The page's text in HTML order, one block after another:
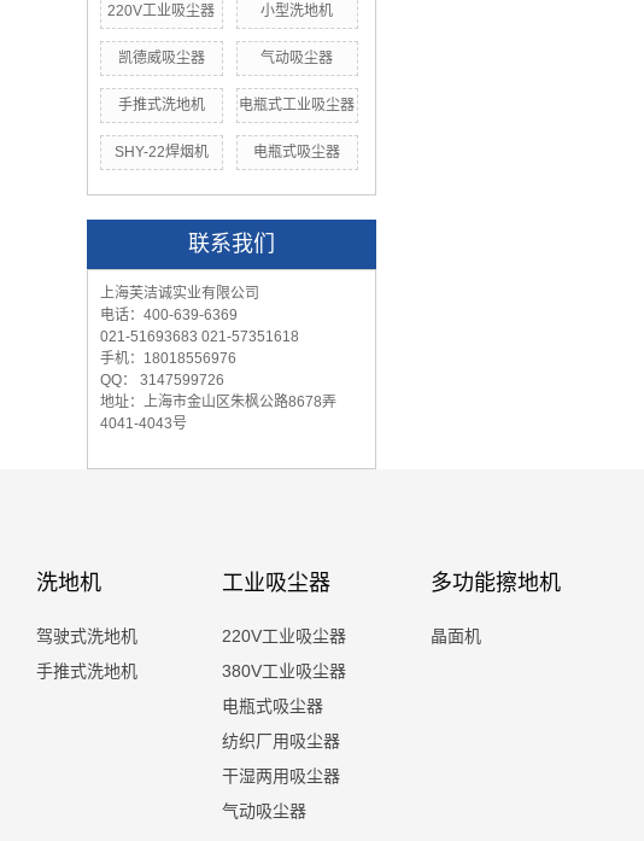
220V工业吸尘器 小型洗地机
凯德威吸尘器 气动吸尘器
手推式洗地机 电瓶式工业吸尘器
SHY-22焊烟机 电瓶式吸尘器
联系我们
上海芙洁诚实业有限公司
电话：400-639-6369
021-51693683 021-57351618
手机：18018556976
QQ： 3147599726
地址：上海市金山区朱枫公路8678弄
4041-4043号
洗地机
驾驶式洗地机
手推式洗地机
工业吸尘器
220V工业吸尘器
380V工业吸尘器
电瓶式吸尘器
纺织厂用吸尘器
干湿两用吸尘器
气动吸尘器
多功能擦地机
晶面机